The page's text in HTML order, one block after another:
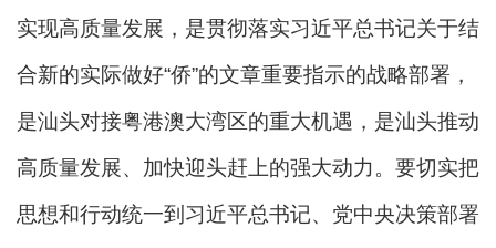
实现高质量发展，是贯彻落实习近平总书记关于结
合新的实际做好“侨”的文章重要指示的战略部署，
是汕头对接粤港澳大湾区的重大机遇，是汕头推动
高质量发展、加快迎头赶上的强大动力。要切实把
思想和行动统一到习近平总书记、党中央决策部署